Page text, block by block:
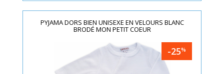
PYJAMA DORS BIEN UNISEXE EN VELOURS BLANC
BRODÉ MON PETIT COEUR
-25%